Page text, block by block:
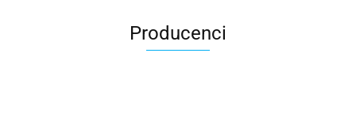
Producenci